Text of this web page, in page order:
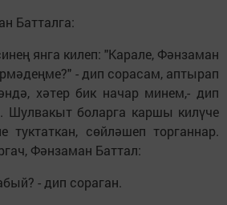
Батталга:
янга килеп: "Карале, Фәнзаман
- дип сорасам, аптырап
хәтер бик начар минем,- дип
Шулвакыт боларга каршы килүче
туктаткан, сөйләшеп торганнар.
Фәнзаман Баттал:
- дип сораган.